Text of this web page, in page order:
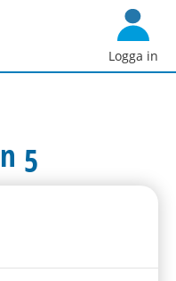
d
e
k
t
Logga in
5